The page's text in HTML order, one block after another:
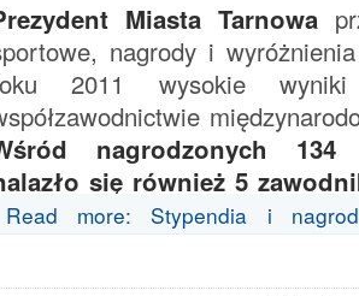
Miasta Tarnowa
nagrody i
2011 wysokie
nagrodzonych
się również 5
more: Stypendia i